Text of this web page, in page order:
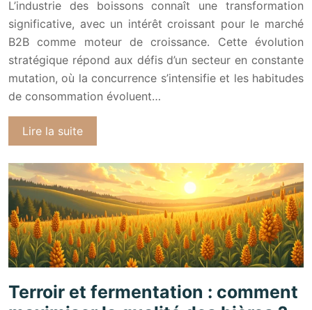
L’industrie des boissons connaît une transformation
significative, avec un intérêt croissant pour le marché
B2B comme moteur de croissance. Cette évolution
stratégique répond aux défis d’un secteur en constante
mutation, où la concurrence s’intensifie et les habitudes
de consommation évoluent…
Lire la suite
Terroir et fermentation : comment